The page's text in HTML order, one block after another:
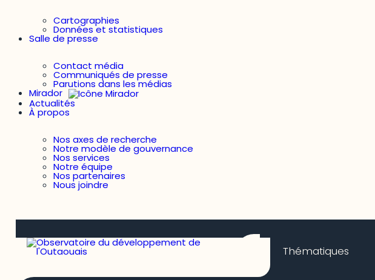
Cartographies
Données et statistiques
Salle de presse
Contact média
Communiqués de presse
Parutions dans les médias
Mirador
Actualités
À propos
Nos axes de recherche
Notre modèle de gouvernance
Nos services
Notre équipe
Nos partenaires
Nous joindre
Thématiques